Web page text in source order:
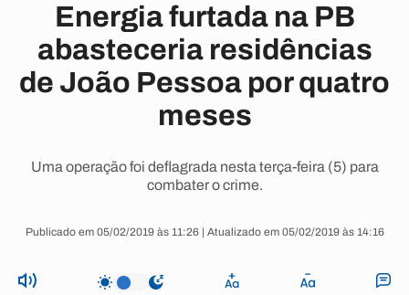
Energia furtada na PB
abasteceria residências
de João Pessoa por quatro
meses
Uma operação foi deflagrada nesta terça-feira (5) para
combater o crime.
Publicado em 05/02/2019 às 11:26 | Atualizado em 05/02/2019 às 14:16